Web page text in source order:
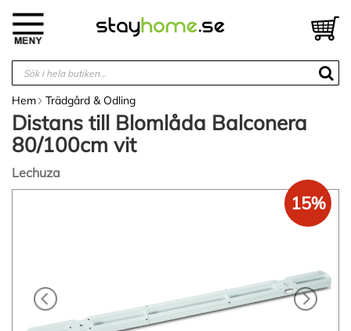
innehållet
Hem Trädgård & Odling
Distans till Blomlåda Balconera
80/100cm vit
Lechuza
15%